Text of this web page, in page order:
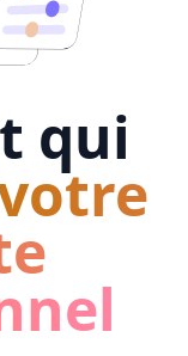
qui